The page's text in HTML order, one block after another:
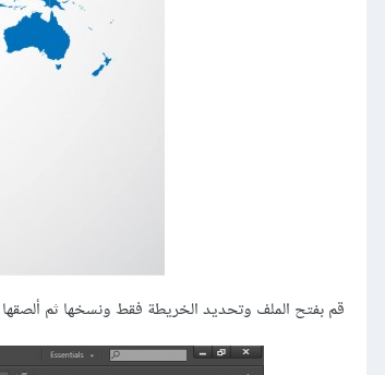
قم بفتح الملف وتحديد الخريطة فقط ونسخها ثم ألصقها